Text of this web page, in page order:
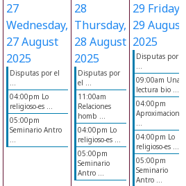
27
Wednesday,
27 August
2025
Disputas por el
...
04:00pm Lo
religioso-es ...
05:00pm
Seminario Antro
...
28
Thursday,
28 August
2025
Disputas por
el ...
11:00am
Relaciones
homb ...
04:00pm Lo
religioso-es ...
05:00pm
Seminario
Antro ...
29 Friday,
29 August
2025
Disputas por el
...
09:00am Una
lectura bio ...
04:00pm
Aproximaciones
...
04:00pm Lo
religioso-es ...
05:00pm
Seminario
Antro ...